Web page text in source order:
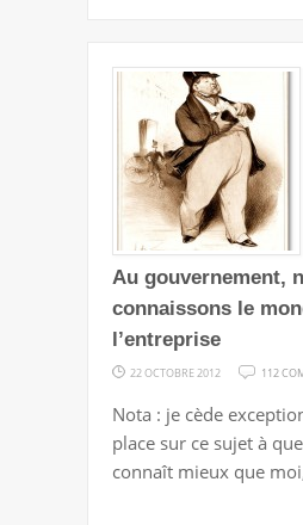
Au gouvernement,
connaissons le
l’entreprise
22 OCTOBRE 2012 112
Nota : je cède
place sur ce sujet à
connaît mieux que